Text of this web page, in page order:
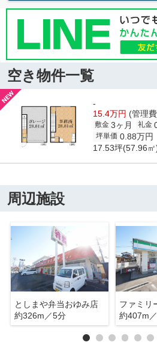
空き物件一覧
-
15.4万円 (管理
敷金 3ヶ月 礼金
坪単価 0.88万円
17.53坪(57.96㎡
周辺施設
としまや弁当おゆみ店
約326m／5分
約407m